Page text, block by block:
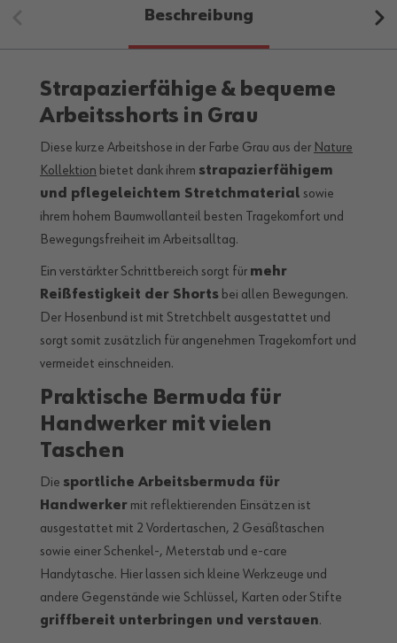
Beschreibung
Strapazierfähige & bequeme
Arbeitsshorts in Grau
Diese kurze Arbeitshose in der Farbe Grau aus der Nature
Kollektion bietet dank ihrem strapazierfähigem
und pflegeleichtem Stretchmaterial sowie
ihrem hohem Baumwollanteil besten Tragekomfort und
Bewegungsfreiheit im Arbeitsalltag.
Ein verstärkter Schrittbereich sorgt für mehr
Reißfestigkeit der Shorts bei allen Bewegungen.
Der Hosenbund ist mit Stretchbelt ausgestattet und
sorgt somit zusätzlich für angenehmen Tragekomfort und
vermeidet einschneiden.
Praktische Bermuda für
Handwerker mit vielen
Taschen
Die sportliche Arbeitsbermuda für
Handwerker mit reflektierenden Einsätzen ist
ausgestattet mit 2 Vordertaschen, 2 Gesäßtaschen
sowie einer Schenkel-, Meterstab und e-care
Handytasche. Hier lassen sich kleine Werkzeuge und
andere Gegenstände wie Schlüssel, Karten oder Stifte
griffbereit unterbringen und verstauen.